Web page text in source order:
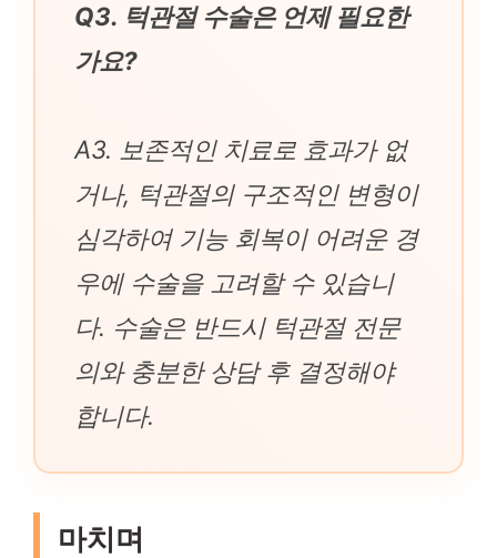
Q3. 턱관절 수술은 언제 필요한
가요?
A3. 보존적인 치료로 효과가 없
거나, 턱관절의 구조적인 변형이
심각하여 기능 회복이 어려운 경
우에 수술을 고려할 수 있습니
다. 수술은 반드시 턱관절 전문
의와 충분한 상담 후 결정해야
합니다.
마치며